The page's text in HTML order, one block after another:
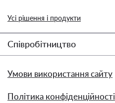
Усі рішення і продукти
Співробітництво
Умови використання сайту
Політика конфіденційності